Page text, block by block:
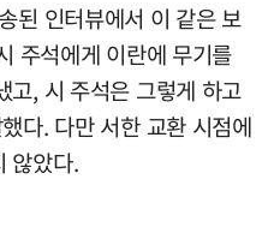
된 인터뷰에서 이 같은 보
주석에게 이란에 무기를
고, 시 주석은 그렇게 하고
다. 다만 서한 교환 시점에
않았다.